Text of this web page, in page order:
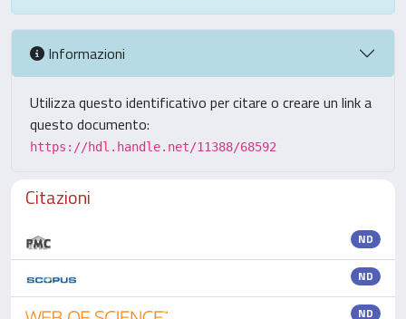
Informazioni
Utilizza questo identificativo per citare o creare un link a
questo documento:
https://hdl.handle.net/11388/68592
Citazioni
ND
ND
ND